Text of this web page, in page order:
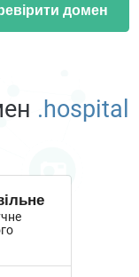
домен
.hospital